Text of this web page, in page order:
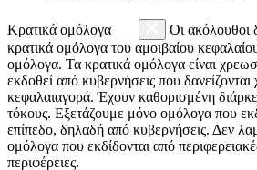
Κρατικά ομόλογα
Οι ακόλουθοι
κρατικά ομόλογα του αμοιβαίου
ομόλογα. Τα κρατικά ομόλογα είναι
εκδοθεί από κυβερνήσεις που
κεφαλαιαγορά. Έχουν καθορισμένη
τόκους. Εξετάζουμε μόνο ομόλογα που
επίπεδο, δηλαδή από κυβερνήσεις. Δεν
ομόλογα που εκδίδονται από
περιφέρειες.